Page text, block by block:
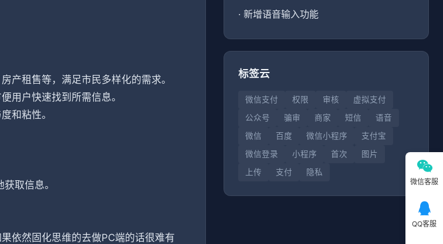
产租售等，满足市民多样化的需求。
用户快速找到所需信息。
和粘性。
取信息。
依然固化思维的去做PC端的话很难有
· 新增语音输入功能
标签云
微信支付 权限 审核
虚拟支付
公众号
骗审 商家 短信
语音
微信
百度 微信小程序
支付宝
微信登录
小程序 首次
图片
上传
支付 隐私
微信客服
QQ客服